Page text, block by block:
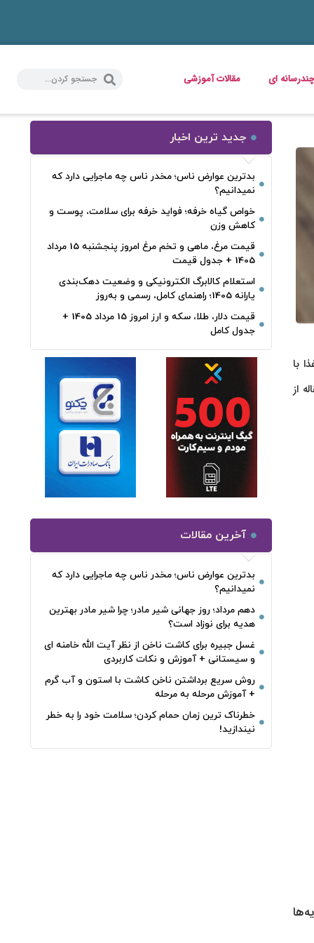
چندرسانه ای مقالات آموزشی
با
از
جدید ترین اخبار
بدترین عوارض ناس؛ مخدر ناس چه ماجرایی دارد که
نمیدانیم؟
خواص گیاه خرفه؛ فواید خرفه برای سلامت، پوست و
کاهش وزن
قیمت مرغ، ماهی و تخم مرغ امروز پنجشنبه 15 مرداد
1405 + جدول قیمت
استعلام کالابرگ الکترونیکی و وضعیت دهک‌بندی
یارانه 1405؛ راهنمای کامل، رسمی و به‌روز
قیمت دلار، طلا، سکه و ارز امروز 15 مرداد 1405 +
جدول کامل
آخرین مقالات
بدترین عوارض ناس؛ مخدر ناس چه ماجرایی دارد که
نمیدانیم؟
دهم مرداد؛ روز جهانی شیر مادر؛ چرا شیر مادر بهترین
هدیه برای نوزاد است؟
غسل جبیره برای کاشت ناخن از نظر آیت الله خامنه ای
و سیستانی + آموزش و نکات کاربردی
روش سریع برداشتن ناخن کاشت با استون و آب گرم
+ آموزش مرحله به مرحله
خطرناک‌ ترین زمان‌ حمام کردن؛ سلامت خود را به خطر
نیندازید!